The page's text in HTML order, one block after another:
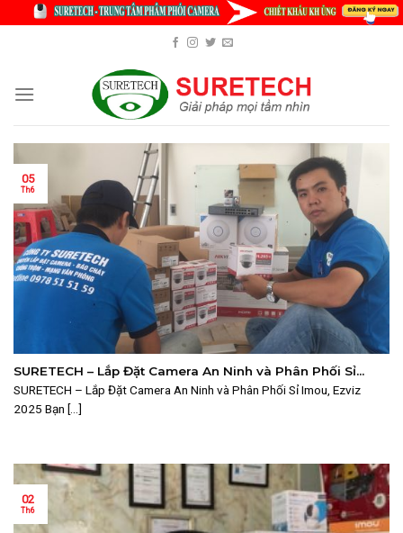
SURETECH – Lắp Đặt Camera An Ninh và Phân Phối Sỉ
Imou, Ezviz 2025
SURETECH – Lắp Đặt Camera An Ninh và Phân Phối Sỉ Imou, Ezviz
2025 Bạn [...]
05
Th6
02
Th6